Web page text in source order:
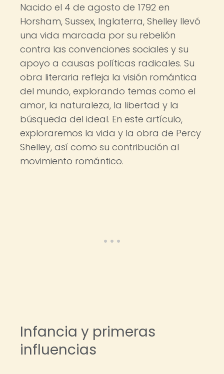
Nacido el 4 de agosto de 1792 en
Horsham, Sussex, Inglaterra, Shelley llevó
una vida marcada por su rebelión
contra las convenciones sociales y su
apoyo a causas políticas radicales. Su
obra literaria refleja la visión romántica
del mundo, explorando temas como el
amor, la naturaleza, la libertad y la
búsqueda del ideal. En este artículo,
exploraremos la vida y la obra de Percy
Shelley, así como su contribución al
movimiento romántico.
Infancia y primeras
influencias